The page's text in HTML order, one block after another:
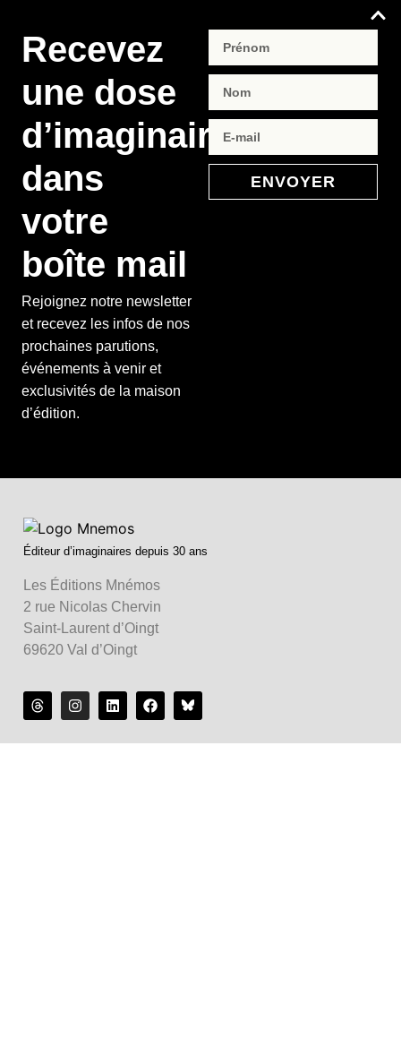
Recevez
une dose
d’imaginaire
dans
votre
boîte mail
Rejoignez notre newsletter
et recevez les infos de nos
prochaines parutions,
événements à venir et
exclusivités de la maison
d’édition.
ENVOYER
Éditeur d’imaginaires depuis 30 ans
Les Éditions Mnémos
2 rue Nicolas Chervin
Saint-Laurent d’Oingt
69620 Val d’Oingt